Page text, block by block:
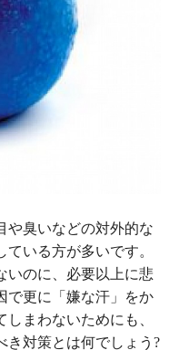
や臭いなどの対外的な
いる方が多いです。
いのに、必要以上に悲
で更に「嫌な汗」をか
まわないためにも、
き対策とは何でしょう?